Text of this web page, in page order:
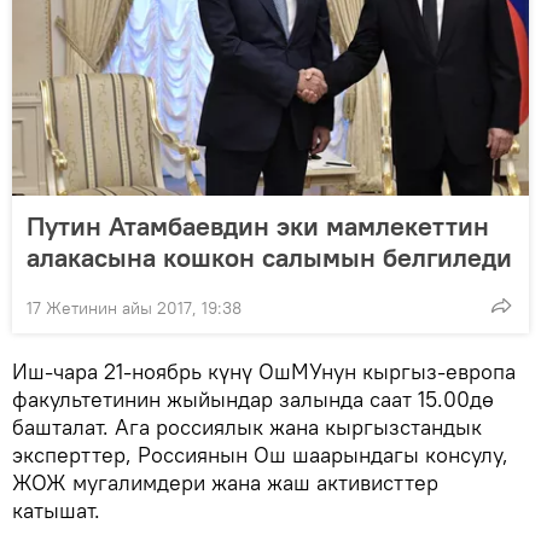
Путин Атамбаевдин эки мамлекеттин
алакасына кошкон салымын белгиледи
17 Жетинин айы 2017, 19:38
Иш-чара 21-ноябрь күнү ОшМУнун кыргыз-европа
факультетинин жыйындар залында саат 15.00дө
башталат. Ага россиялык жана кыргызстандык
эксперттер, Россиянын Ош шаарындагы консулу,
ЖОЖ мугалимдери жана жаш активисттер
катышат.